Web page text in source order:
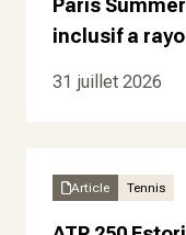
Paris
inclusif a
31 juillet 2026
Article Tennis